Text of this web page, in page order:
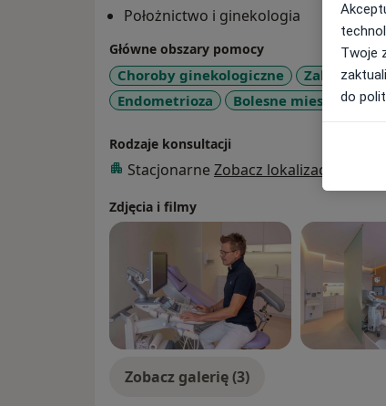
Położnictwo i ginekologia
Główne obszary pomocy
Choroby ginekologiczne Zaburzenia
Endometrioza
Bolesne
Rodzaje konsultacji
Stacjonarne Zobacz lokalizacje (1)
Zdjęcia i filmy
Zobacz galerię (3)
Twoje
do